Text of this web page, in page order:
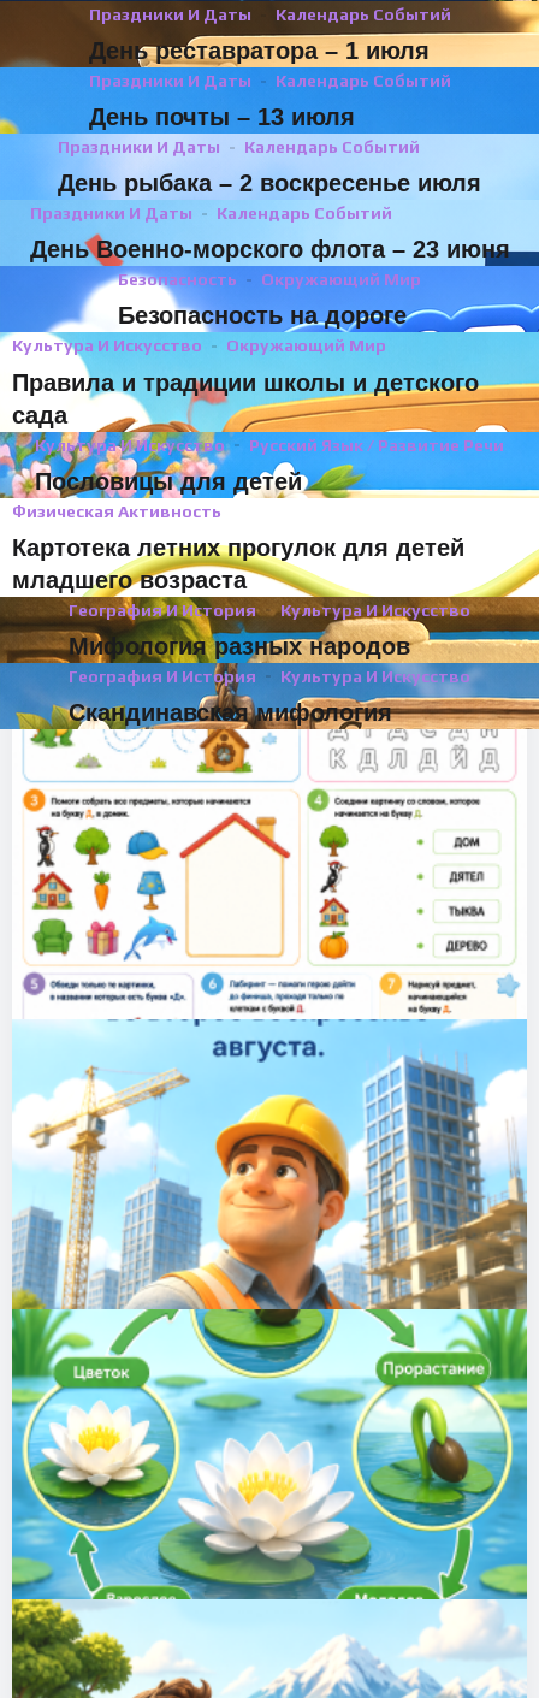
Праздники И Даты Календарь Событий
День реставратора – 1 июля
Праздники И Даты Календарь Событий
День почты – 13 июля
Праздники И Даты Календарь Событий
День рыбака – 2 воскресенье июля
Праздники И Даты Календарь Событий
День Военно-морского флота – 23 июня
Безопасность Окружающий Мир
Безопасность на дороге
Культура И Искусство Окружающий Мир
Правила и традиции школы и детского
сада
Культура И Искусство Русский Язык / Развитие Речи
Пословицы для детей
Физическая Активность
Картотека летних прогулок для детей
младшего возраста
География И История Культура И Искусство
Мифология разных народов
География И История Культура И Искусство
Скандинавская мифология